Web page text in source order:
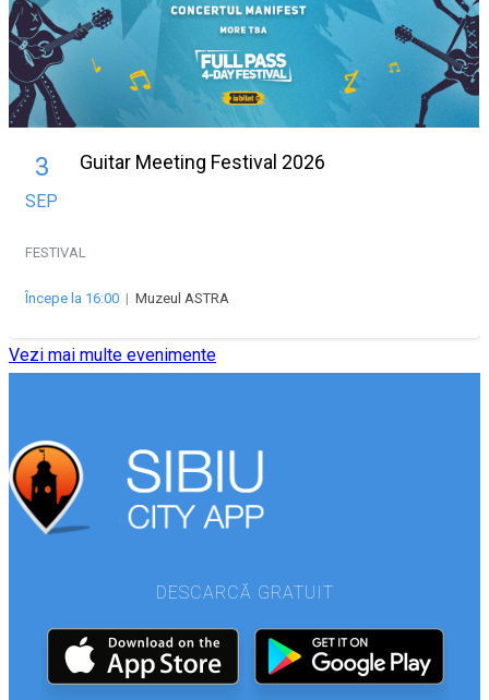
3
SEP
Guitar Meeting Festival 2026
FESTIVAL
Începe la 16:00 | Muzeul ASTRA
Vezi mai multe evenimente
DESCARCĂ GRATUIT